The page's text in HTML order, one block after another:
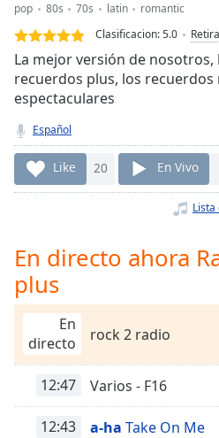
Duration
Loaded:
0.00%
Stream
TypeLIVE
live,
currently
behind
LIVE
Remaining
Playback
Rate
Chapters
Chapters
Descriptions
pop 80s 70s latin
romantic
Clasificacion:5.0
La mejor versión de
recuerdos plus, los recuerdos
espectaculares
Español
Like 20 En Vivo
En directo ahora
plus
En
directo
rock 2 radio
12:47 Varios - F16
12:43 a-ha Take On Me